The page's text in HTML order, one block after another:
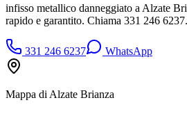
infisso metallico danneggiato a Alzate
rapido e garantito. Chiama 331 246 6237.
331 246 6237 WhatsApp
Mappa di Alzate Brianza